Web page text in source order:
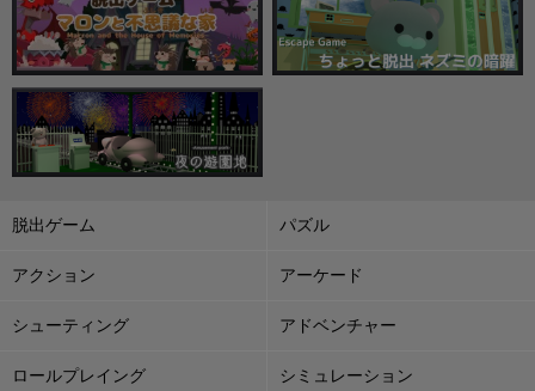
脱出ゲーム パズル
アクション アーケード
シューティング アドベンチャー
ロールプレイング シミュレーション